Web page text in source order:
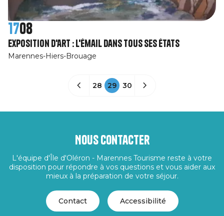
1708
Exposition d'art : L'émail dans tous ses états
Marennes-Hiers-Brouage
28 29 30
Nous contacter
L'équipe d'Île d'Oléron - Marennes Tourisme reste à votre
disposition pour répondre à vos questions et vous aider aux
mieux à la préparation de votre séjour.
Contact Accessibilité